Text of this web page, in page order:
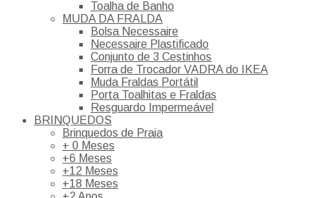
Toalha de Banho
MUDA DA FRALDA
Bolsa Necessaire
Necessaire Plastificado
Conjunto de 3 Cestinhos
Forra de Trocador VADRA do IKEA
Muda Fraldas Portátil
Porta Toalhitas e Fraldas
Resguardo Impermeável
BRINQUEDOS
Brinquedos de Praia
+ 0 Meses
+6 Meses
+12 Meses
+18 Meses